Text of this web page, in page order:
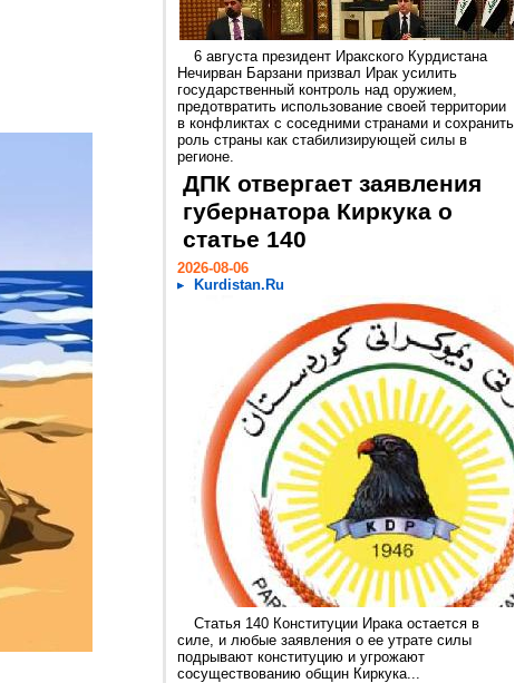
6 августа президент Иракского Курдистана
Нечирван Барзани призвал Ирак усилить
государственный контроль над оружием,
предотвратить использование своей территории
в конфликтах с соседними странами и сохранить
роль страны как стабилизирующей силы в
регионе.
ДПК отвергает заявления
губернатора Киркука о
статье 140
2026-08-06
Kurdistan.Ru
Статья 140 Конституции Ирака остается в
силе, и любые заявления о ее утрате силы
подрывают конституцию и угрожают
сосуществованию общин Киркука...